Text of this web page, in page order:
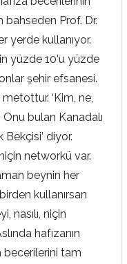
Prof. Dr.
yerde kullanıyor.
yüzde 10'u yüzde
şehir efsanesi.
‘Kim, ne,
Onu bulan Kanadalı
Bekçisi’ diyor.
networkü var.
beynin her
kullanırsan
nasılı, niçin
hafızanın
becerilerini tam